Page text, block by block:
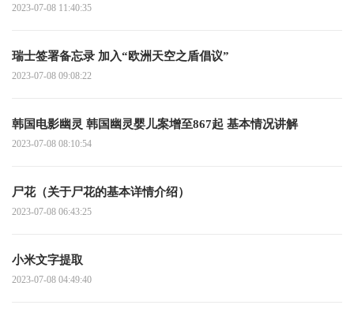
2023-07-08 11:40:35
瑞士签署备忘录 加入“欧洲天空之盾倡议”
2023-07-08 09:08:22
韩国电影幽灵 韩国幽灵婴儿案增至867起 基本情况讲解
2023-07-08 08:10:54
尸花（关于尸花的基本详情介绍）
2023-07-08 06:43:25
小米文字提取
2023-07-08 04:49:40